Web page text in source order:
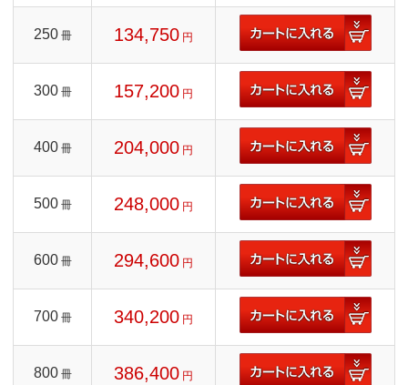
250 冊 134,750 円
300 冊 157,200 円
400 冊 204,000 円
500 冊 248,000 円
600 冊 294,600 円
700 冊 340,200 円
800 冊 386,400 円